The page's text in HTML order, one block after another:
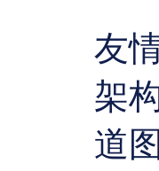
友
架
道图